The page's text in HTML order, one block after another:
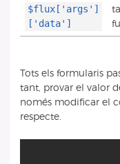
$flux['args']
['data']
Tots els formularis
tant, provar el valor
només modificar el
respecte.